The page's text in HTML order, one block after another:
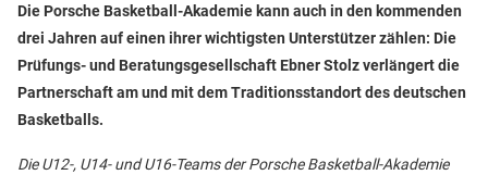
Die Porsche Basketball-Akademie kann auch in den kommenden
drei Jahren auf einen ihrer wichtigsten Unterstützer zählen: Die
Prüfungs- und Beratungsgesellschaft Ebner Stolz verlängert die
Partnerschaft am und mit dem Traditionsstandort des deutschen
Basketballs.
Die U12-, U14- und U16-Teams der Porsche Basketball-Akademie